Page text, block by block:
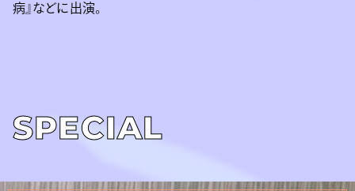
病』などに出演。
SPECIAL